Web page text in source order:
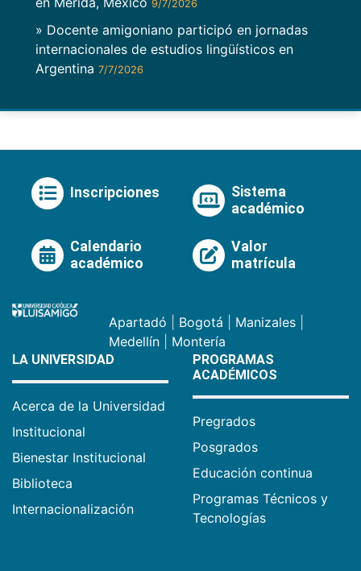
9/7/2026
» Docente amigoniano participó en jornadas
internacionales de estudios lingüísticos en
Argentina 7/7/2026
Inscripciones
Sistema
académico
Calendario
académico
Valor
matrícula
Apartadó Bogotá Manizales
Medellín
Montería
LA UNIVERSIDAD
Acerca de la Universidad
Institucional
Bienestar Institucional
Biblioteca
Internacionalización
PROGRAMAS
ACADÉMICOS
Pregrados
Posgrados
Educación continua
Programas Técnicos y
Tecnologías